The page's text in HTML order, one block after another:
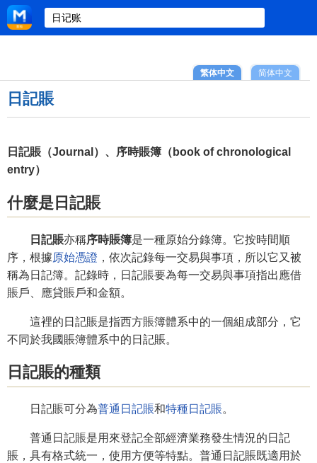
简体中文
繁体中文
日記賬
日記賬（Journal）、序時賬簿（book of chronological
entry）
什麼是日記賬
日記賬亦稱序時賬簿是一種原始分錄簿。它按時間順
序，根據原始憑證 ，依次記錄每一交易與事項，所以它又被
稱為日記簿。記錄時，日記賬要為每一交易與事項指出應借
賬戶、應貸賬戶和金額。
這裡的日記賬是指西方賬簿體系中的一個組成部分，它
不同於我國賬簿體系中的日記賬。
日記賬的種類
日記賬可分為普通日記賬和特種日記賬。
普通日記賬是用來登記全部經濟業務發生情況的日記
賬，具有格式統一，使用方便等特點。普通日記賬既適用於